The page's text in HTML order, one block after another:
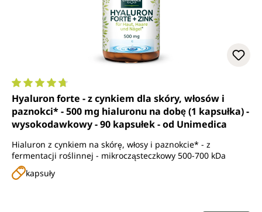
Średnia ocena 4.8 z 5 gwiazdek
Hyaluron forte - z cynkiem dla skóry, włosów i
paznokci* - 500 mg hialuronu na dobę (1 kapsułka) -
wysokodawkowy - 90 kapsułek - od Unimedica
Hialuron z cynkiem na skórę, włosy i paznokcie* - z
fermentacji roślinnej - mikrocząsteczkowy 500-700 kDa
kapsuły